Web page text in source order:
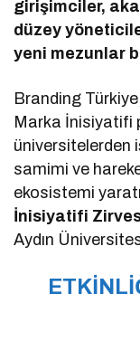
girişimciler,
düzey
yeni mezunlar
Branding
Marka İnisiyatifi
üniversitelerden
samimi ve
ekosistemi
İnisiyatifi
Aydın